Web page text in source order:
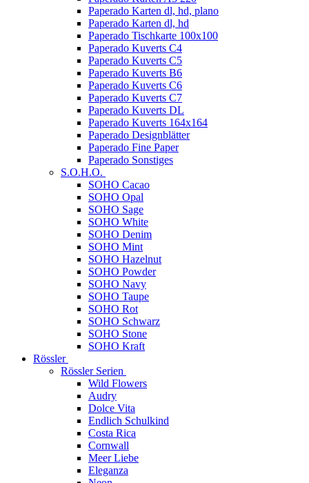
Paperado Karten dl, hd, plano
Paperado Karten dl, hd
Paperado Tischkarte 100x100
Paperado Kuverts C4
Paperado Kuverts C5
Paperado Kuverts B6
Paperado Kuverts C6
Paperado Kuverts C7
Paperado Kuverts DL
Paperado Kuverts 164x164
Paperado Designblätter
Paperado Fine Paper
Paperado Sonstiges
S.O.H.O.
SOHO Cacao
SOHO Opal
SOHO Sage
SOHO White
SOHO Denim
SOHO Mint
SOHO Hazelnut
SOHO Powder
SOHO Navy
SOHO Taupe
SOHO Rot
SOHO Schwarz
SOHO Stone
SOHO Kraft
Rössler
Rössler Serien
Wild Flowers
Audry
Dolce Vita
Endlich Schulkind
Costa Rica
Cornwall
Meer Liebe
Eleganza